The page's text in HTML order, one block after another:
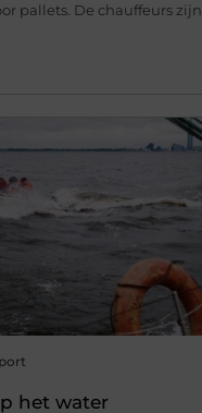
pallets. De chauffeurs zijn
het water